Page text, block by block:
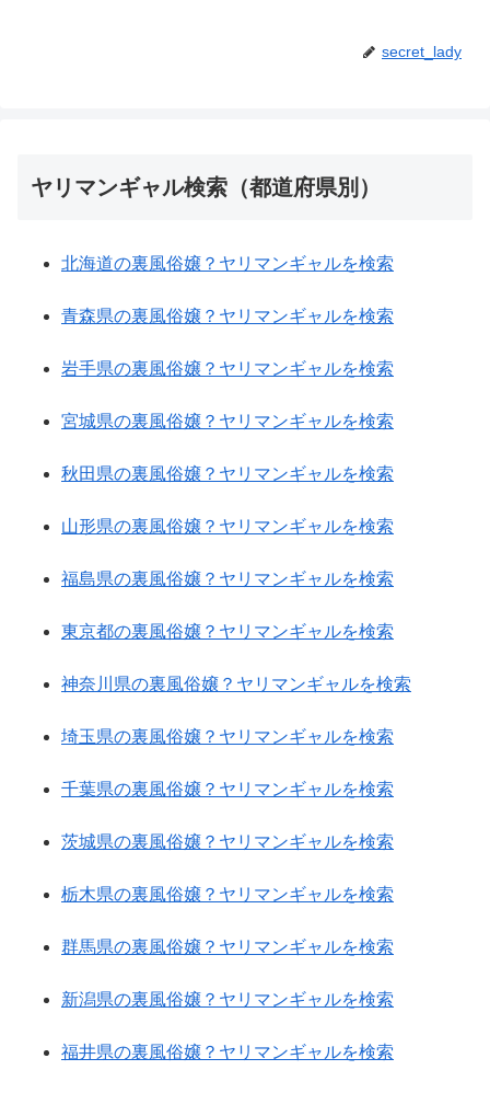
secret_lady
ヤリマンギャル検索（都道府県別）
北海道の裏風俗嬢？ヤリマンギャルを検索
青森県の裏風俗嬢？ヤリマンギャルを検索
岩手県の裏風俗嬢？ヤリマンギャルを検索
宮城県の裏風俗嬢？ヤリマンギャルを検索
秋田県の裏風俗嬢？ヤリマンギャルを検索
山形県の裏風俗嬢？ヤリマンギャルを検索
福島県の裏風俗嬢？ヤリマンギャルを検索
東京都の裏風俗嬢？ヤリマンギャルを検索
神奈川県の裏風俗嬢？ヤリマンギャルを検索
埼玉県の裏風俗嬢？ヤリマンギャルを検索
千葉県の裏風俗嬢？ヤリマンギャルを検索
茨城県の裏風俗嬢？ヤリマンギャルを検索
栃木県の裏風俗嬢？ヤリマンギャルを検索
群馬県の裏風俗嬢？ヤリマンギャルを検索
新潟県の裏風俗嬢？ヤリマンギャルを検索
福井県の裏風俗嬢？ヤリマンギャルを検索